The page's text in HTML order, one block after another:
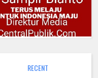
RECENT